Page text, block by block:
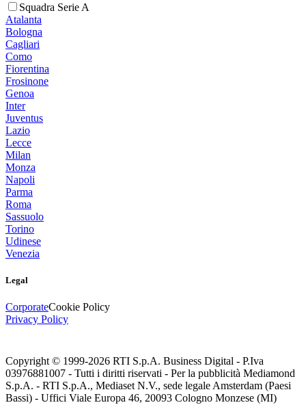
Squadra Serie A
Atalanta
Bologna
Cagliari
Como
Fiorentina
Frosinone
Genoa
Inter
Juventus
Lazio
Lecce
Milan
Monza
Napoli
Parma
Roma
Sassuolo
Torino
Udinese
Venezia
Legal
CorporateCookie Policy
Privacy Policy
Copyright © 1999-2026 RTI S.p.A. Business Digital - P.Iva
03976881007 - Tutti i diritti riservati - Per la pubblicità Mediamond
S.p.A. - RTI S.p.A., Mediaset N.V., sede legale Amsterdam (Paesi
Bassi) - Uffici Viale Europa 46, 20093 Cologno Monzese (MI)